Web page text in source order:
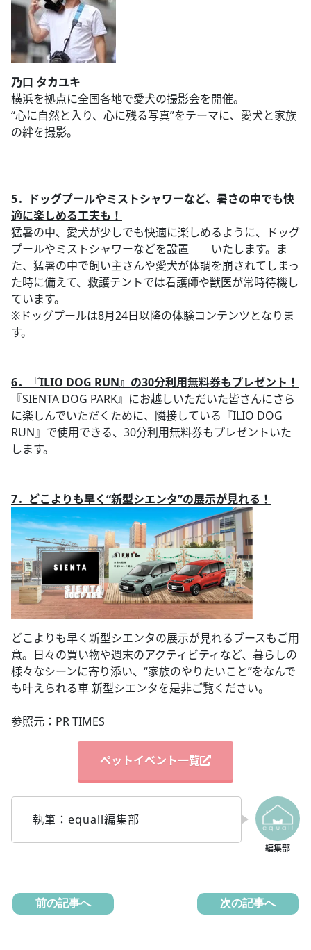
乃口 タカユキ
横浜を拠点に全国各地で愛犬の撮影会を開催。
“心に自然と入り、心に残る写真”をテーマに、愛犬と家族
の絆を撮影。
5．ドッグプールやミストシャワーなど、暑さの中でも快
適に楽しめる工夫も！
猛暑の中、愛犬が少しでも快適に楽しめるように、ドッグ
プールやミストシャワーなどを設置 いたします。ま
た、猛暑の中で飼い主さんや愛犬が体調を崩されてしまっ
た時に備えて、救護テントでは看護師や獣医が常時待機し
ています。
※ドッグプールは8月24日以降の体験コンテンツとなりま
す。
6．『ILIO DOG RUN』の30分利用無料券もプレゼント！
『SIENTA DOG PARK』にお越しいただいた皆さんにさら
に楽しんでいただくために、隣接している『ILIO DOG
RUN』で使用できる、30分利用無料券もプレゼントいた
します。
7．どこよりも早く“新型シエンタ”の展示が見れる！
どこよりも早く新型シエンタの展示が見れるブースもご用
意。日々の買い物や週末のアクティビティなど、暮らしの
様々なシーンに寄り添い、“家族のやりたいこと”をなんで
も叶えられる車 新型シエンタを是非ご覧ください。
参照元：PR TIMES
ペットイベント一覧
執筆：equall編集部
前の記事へ 次の記事へ